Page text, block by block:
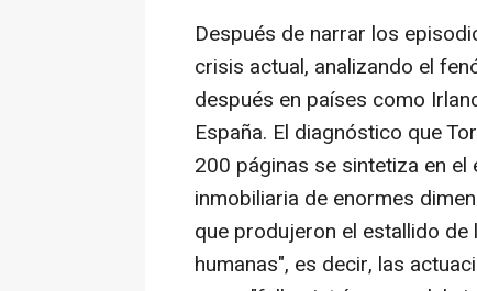
Después de narrar los
crisis actual, analizando el
después en países como
España. El diagnóstico que
200 páginas se sintetiza en
inmobiliaria de enormes
que produjeron el estallido
humanas", es decir, las